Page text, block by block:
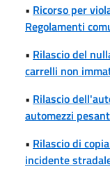
• Ricorso per
Regolamenti
• Rilascio del
carrelli non
• Rilascio
automezzi
• Rilascio di
incidente